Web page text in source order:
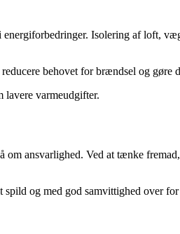
Isolering af loft,
behovet for brændsel og gøre
lavere varmeudgifter.
ansvarlighed. Ved at tænke
og med god samvittighed over